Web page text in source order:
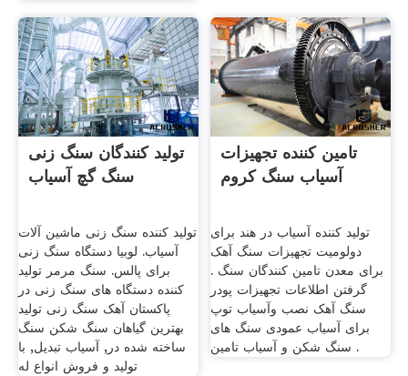
تولید کنندگان سنگ زنی
سنگ گچ آسیاب
تولید کننده سنگ زنی ماشین آلات
آسیاب. لوبیا دستگاه سنگ زنی
برای پالس. سنگ مرمر تولید
کننده دستگاه های سنگ زنی در
پاکستان آهک سنگ زنی تولید
بهترین گیاهان سنگ شکن سنگ
ساخته شده در, آسیاب تبدیل, با
تولید و فروش انواع له
تامین کننده تجهیزات
آسیاب سنگ کروم
تولید کننده آسیاب در هند برای
دولومیت تجهیزات سنگ آهک
برای معدن تامین کنندگان سنگ .
گرفتن اطلاعات تجهیزات پودر
سنگ آهک نصب وآسیاب توپ
برای آسیاب عمودی سنگ های
سنگ شکن و آسیاب تامین .